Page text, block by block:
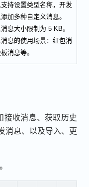
支持设置类型名称，开发
加多种自定义消息。
息大小限制为 5 KB。
消息的使用场景：红包消
消息等。
接收消息、获取历史
消息、以及导入、更